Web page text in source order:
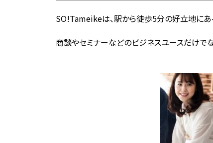
SO!Tameikeは、駅から徒歩5分の好立地にあ
商談やセミナーなどのビジネスユースだけで